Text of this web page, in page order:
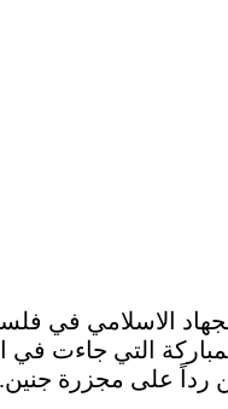
الاسلامي في
التي جاءت في
رداً على مجزرة جنين.